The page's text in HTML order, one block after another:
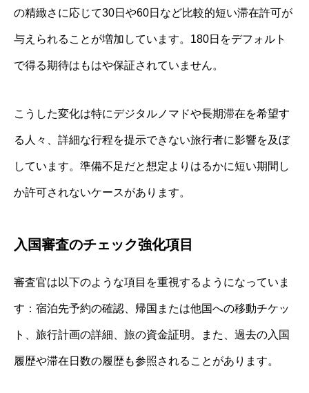
の精緻さに応じて30日や60日など比較的短い滞在許可が
与えられることが増加しています。180日をデフォルト
で得る期待はもはや保証されていません。
こうした変化は特にデジタルノマドや長期滞在を希望す
る人々、詳細な行程を提示できない旅行者に影響を及ぼ
しています。準備不足だと想定よりはるかに短い期間し
か許可されないケースがあります。
入国審査のチェック強化項目
審査官は以下のような項目を重視するようになっていま
す：宿泊先予約の確認、帰国または他国への移動チケッ
ト、旅行計画の詳細、旅の資金証明。また、過去の入国
履歴や滞在日数の履歴も参照されることがあります。